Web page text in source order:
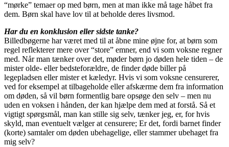
“mørke” temaer op med børn, men at man ikke må tage håbet fra
dem. Børn skal have lov til at beholde deres livsmod.
Har du en konklusion eller sidste tanke?
Billedbøgerne har været med til at åbne mine øjne for, at børn som
regel reflekterer mere over “store” emner, end vi som voksne regner
med. Når man tænker over det, møder børn jo døden hele tiden – de
mister olde- eller bedsteforældre, de finder døde biller på
legepladsen eller mister et kæledyr. Hvis vi som voksne censurerer,
ved for eksempel at tilbageholde eller afskærme dem fra information
om døden, så vil børn formentlig bare opsøge den selv – men nu
uden en voksen i hånden, der kan hjælpe dem med at forstå. Så et
vigtigt spørgsmål, man kan stille sig selv, tænker jeg, er, for hvis
skyld, man eventuelt vælger at censurere; Er det, fordi barnet finder
(korte) samtaler om døden ubehagelige, eller stammer ubehaget fra
mig selv?